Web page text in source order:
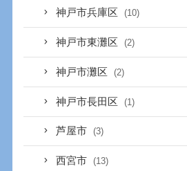
神戸市兵庫区 (10)
神戸市東灘区 (2)
神戸市灘区 (2)
神戸市長田区 (1)
芦屋市 (3)
西宮市 (13)